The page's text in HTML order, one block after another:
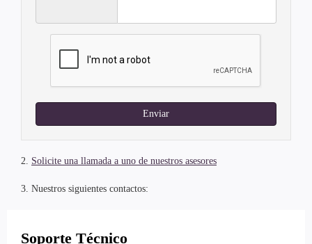
Enviar
2. Solicite una llamada a uno de nuestros asesores
3. Nuestros siguientes contactos:
Soporte Técnico